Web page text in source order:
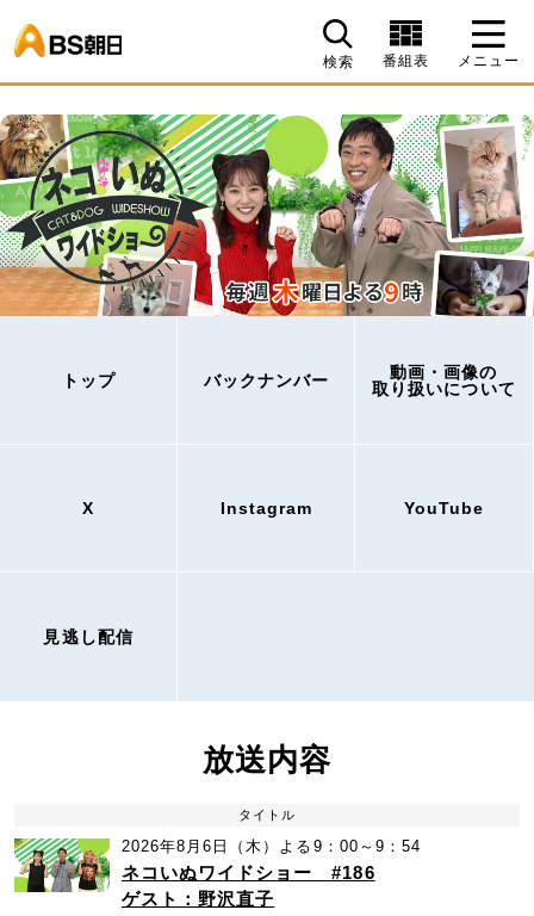
検索 番組表 メニュー
トップ バックナンバー
動画・画像の
取り扱いについて
X Instagram YouTube
見逃し配信
放送内容
タイトル
2026年8月6日（木）よる9：00～9：54
ネコいぬワイドショー #186
ゲスト：野沢直子